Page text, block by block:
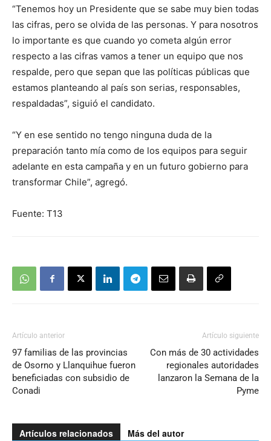
“Tenemos hoy un Presidente que se sabe muy bien todas
las cifras, pero se olvida de las personas. Y para nosotros
lo importante es que cuando yo cometa algún error
respecto a las cifras vamos a tener un equipo que nos
respalde, pero que sepan que las políticas públicas que
estamos planteando al país son serias, responsables,
respaldadas”, siguió el candidato.
“Y en ese sentido no tengo ninguna duda de la
preparación tanto mía como de los equipos para seguir
adelante en esta campaña y en un futuro gobierno para
transformar Chile”, agregó.
Fuente: T13
Artículo anterior
97 familias de las provincias
de Osorno y Llanquihue fueron
beneficiadas con subsidio de
Conadi
Artículo siguiente
Con más de 30 actividades
regionales autoridades
lanzaron la Semana de la
Pyme
Artículos relacionados Más del autor